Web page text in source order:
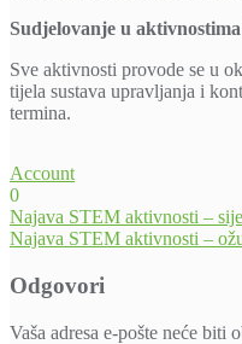
Sudjelovanje u
Sve aktivnosti provode se u
tijela sustava upravljanja i
termina.
Account
0
Navigacija
objava
Najava STEM aktivnosti –
Najava STEM aktivnosti –
Odgovori
Vaša adresa e-pošte neće biti